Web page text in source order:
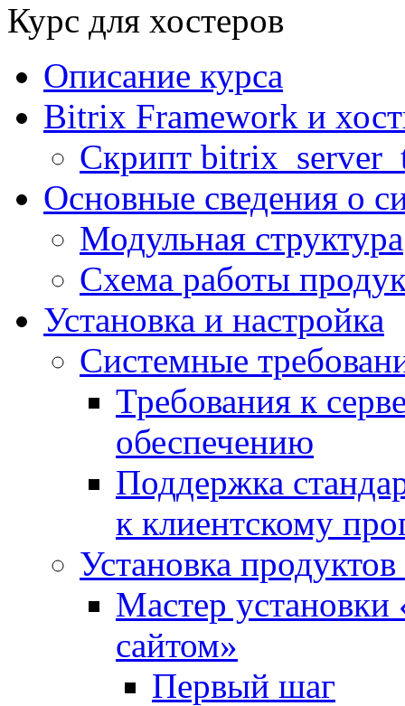
Курс для хостеров
Описание курса
Bitrix Framework и
Скрипт
Основные сведения о
Модульная структура
Схема работы
Установка и настройка
Системные
Требования к
обеспечению
Поддержка
к клиентскому
Установка
Мастер
сайтом»
Первый шаг